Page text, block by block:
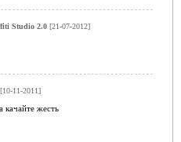
Studio 2.0[21-07-2012]
11-2011]
качайте жесть